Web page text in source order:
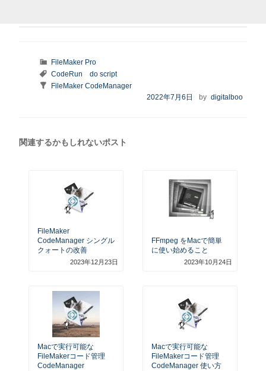
カ
テ
ゴ
FileMaker Pro
タ
グ
CodeRun
do script
Taxonomy:
FileMaker CodeManager
投
2022年7月6日 by digitalboo
関連するかもしれないポスト
FileMaker
CodeManager シングル
クォートの改善
2023年12月23日
FFmpeg をMacで簡単
に使い始めること
2023年10月24日
Macで実行可能な
FileMakerコード管理
CodeManager
Macで実行可能な
FileMakerコード管理
CodeManager 使い方